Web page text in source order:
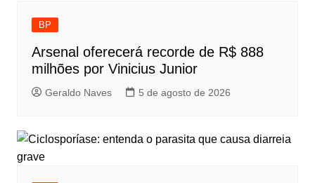
BP
Arsenal oferecerá recorde de R$ 888
milhões por Vinicius Junior
Geraldo Naves 5 de agosto de 2026